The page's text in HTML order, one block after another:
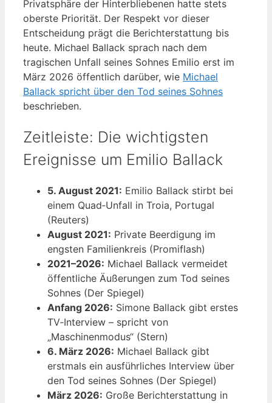
Privatsphäre der Hinterbliebenen hatte stets
oberste Priorität. Der Respekt vor dieser
Entscheidung prägt die Berichterstattung bis
heute. Michael Ballack sprach nach dem
tragischen Unfall seines Sohnes Emilio erst im
März 2026 öffentlich darüber, wie Michael
Ballack spricht über den Tod seines Sohnes
beschrieben.
Zeitleiste: Die wichtigsten
Ereignisse um Emilio Ballack
5. August 2021: Emilio Ballack stirbt bei
einem Quad‑Unfall in Troia, Portugal
(Reuters)
August 2021: Private Beerdigung im
engsten Familienkreis (Promiflash)
2021–2026: Michael Ballack vermeidet
öffentliche Äußerungen zum Tod seines
Sohnes (Der Spiegel)
Anfang 2026: Simone Ballack gibt erstes
TV‑Interview – spricht von
„Maschinenmodus“ (Stern)
6. März 2026: Michael Ballack gibt
erstmals ein ausführliches Interview über
den Tod seines Sohnes (Der Spiegel)
März 2026: Große Berichterstattung in